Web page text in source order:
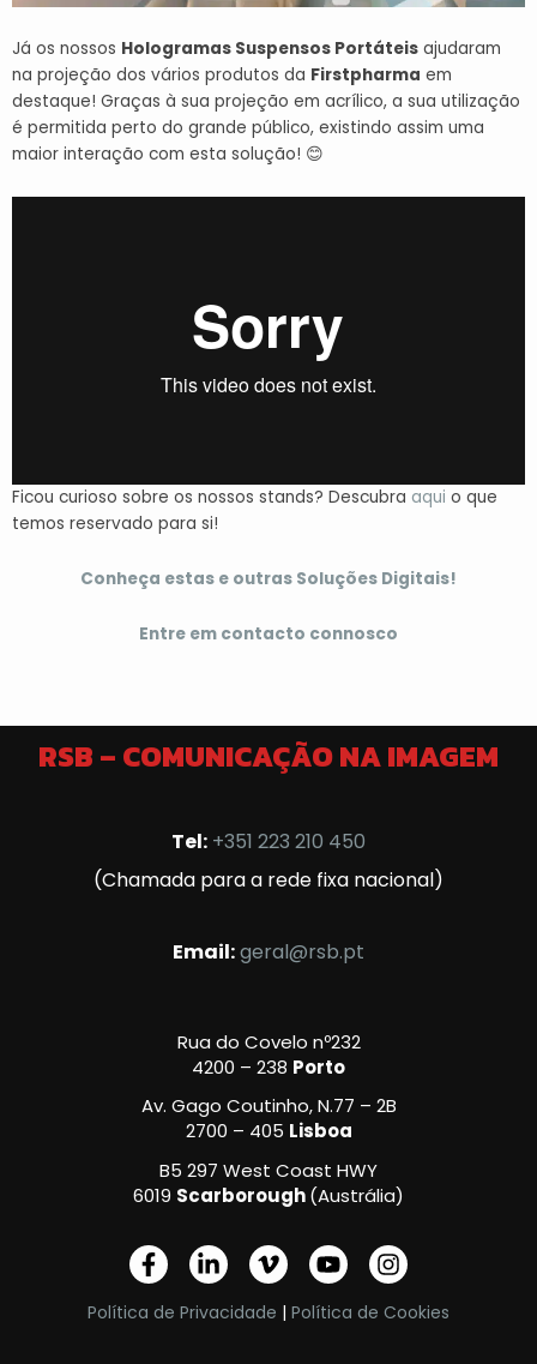
Já os nossos Hologramas Suspensos Portáteis ajudaram
na projeção dos vários produtos da Firstpharma em
destaque! Graças à sua projeção em acrílico, a sua utilização
é permitida perto do grande público, existindo assim uma
maior interação com esta solução! 😊
Ficou curioso sobre os nossos stands? Descubra aqui o que
temos reservado para si!
Conheça estas e outras Soluções Digitais!
Entre em contacto connosco
RSB – COMUNICAÇÃO NA IMAGEM
Tel: +351 223 210 450
(Chamada para a rede fixa nacional)
Email:geral@rsb.pt
Rua do Covelo nº232
4200 – 238 Porto
Av. Gago Coutinho, N.77 – 2B
2700 – 405 Lisboa
B5 297 West Coast HWY
6019 Scarborough(Austrália)
F
a
c
e
L
i
n
k
V
i
m
e
Y
o
u
t
I
n
s
t
Política de Privacidade | Política de Cookies